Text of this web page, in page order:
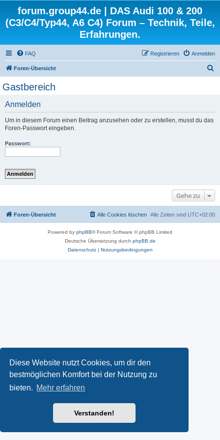
Diese Website nutzt Cookies, um dir den
bestmöglichen Komfort bei der Nutzung zu
bieten. Mehr erfahren
Verstanden!
forum.group44.de | DAS Audi 100 & 200
(C3/C4/Typ44, A6 C4) Forum – Technik, Teile,
Erfahrungen.
FAQ Anmelden
Registrieren
Foren-Übersicht
Gastbereich
Anmelden
Um in diesem Forum einen Beitrag anzusehen oder zu erstellen, musst du das
Foren-Passwort eingeben.
Passwort:
Gehe zu
Foren-Übersicht Alle Zeiten sind UTC+02:00
Alle Cookies löschen
Powered by phpBB® Forum Software © phpBB Limited
Deutsche Übersetzung durch phpBB.de
Datenschutz| Nutzungsbedingungen